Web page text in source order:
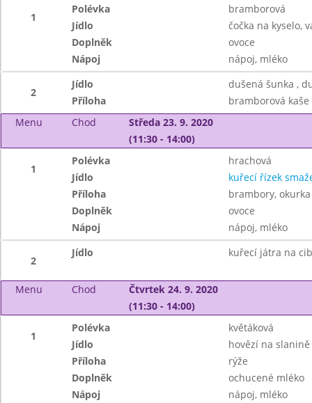
1
Polévka
bramborová
Jídlo
čočka na kyselo,
Doplněk
ovoce
Nápoj
nápoj, mléko
2
Jídlo
dušená šunka ,
Příloha
bramborová
Menu
Chod
Středa 23. 9. 2020
(11:30 - 14:00)
1
Polévka
hrachová
Jídlo
kuřecí řízek
Příloha
brambory, okurka
Doplněk
ovoce
Nápoj
nápoj, mléko
2
Jídlo kuřecí játra na
Menu Chod
Čtvrtek 24. 9. 2020
(11:30 - 14:00)
1
Polévka
květáková
Jídlo
hovězí na slanině
Příloha
rýže
Doplněk
ochucené mléko
Nápoj
nápoj, mléko